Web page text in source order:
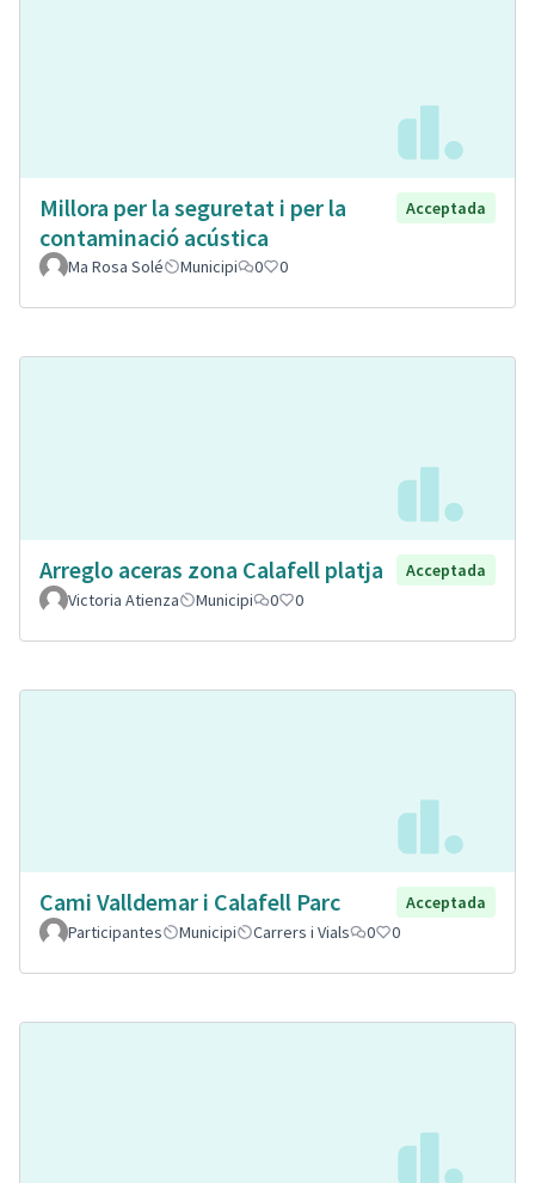
Millora per la seguretat i per la
contaminació acústica
Acceptada
Ma Rosa Solé Municipi 0 0
Arreglo aceras zona Calafell platja
Acceptada
Victoria Atienza
Municipi 0 0
Cami Valldemar i Calafell Parc
Acceptada
Participantes
Municipi Carrers i Vials 0 0